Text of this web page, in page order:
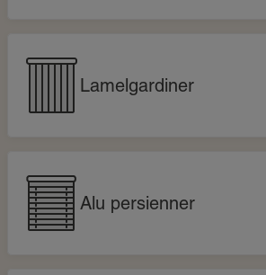
Lamelgardiner
Alu persienner